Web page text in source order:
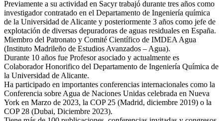
Previamente a su actividad en Sacyr trabajó durante tres años como
investigador contratado en el Departamento de Ingeniería química
de la Universidad de Alicante y posteriormente 3 años como jefe de
explotación de diversas depuradoras de aguas residuales en España.
Miembro del Patronato y Comité Científico de IMDEA Agua
(Instituto Madrileño de Estudios Avanzados – Agua).
Durante 10 años fue Profesor asociado y actualmente es
Colaborador Honorifico del Departamento de Ingeniería Química de
la Universidad de Alicante.
Ha participado en importantes conferencias internacionales como la
Conferencia sobre Agua de Naciones Unidas celebrada en Nueva
York en Marzo de 2023, la COP 25 (Madrid, diciembre 2019) o la
COP 28 (Dubai, Diciembre 2023).